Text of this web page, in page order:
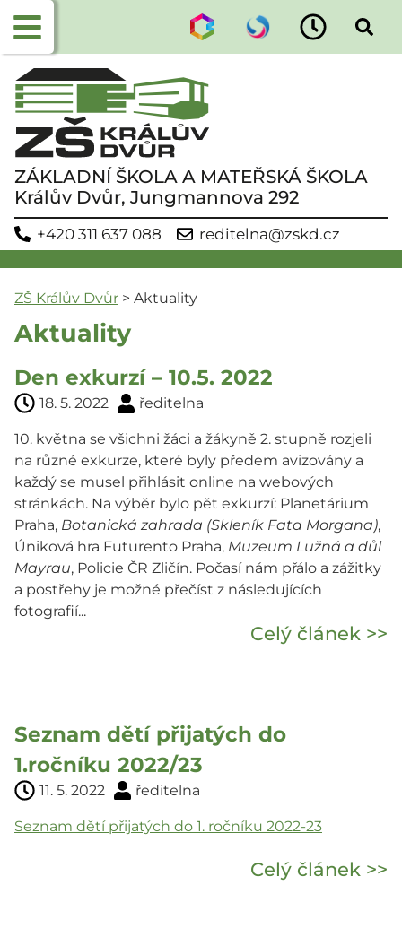
ZÁKLADNÍ ŠKOLA A MATEŘSKÁ ŠKOLA
Králův Dvůr, Jungmannova 292
+420 311 637 088 reditelna@zskd.cz
ZŠ Králův Dvůr > Aktuality
Aktuality
Den exkurzí – 10.5. 2022
18. 5. 2022 ředitelna
10. května se všichni žáci a žákyně 2. stupně rozjeli
na různé exkurze, které byly předem avizovány a
každý se musel přihlásit online na webových
stránkách. Na výběr bylo pět exkurzí: Planetárium
Praha, Botanická zahrada (Skleník Fata Morgana),
Úniková hra Futurento Praha, Muzeum Lužná a důl
Mayrau, Policie ČR Zličín. Počasí nám přálo a zážitky
a postřehy je možné přečíst z následujících
fotografií...
Celý článek >>
Seznam dětí přijatých do
1.ročníku 2022/23
11. 5. 2022 ředitelna
Seznam dětí přijatých do 1. ročníku 2022-23
Celý článek >>